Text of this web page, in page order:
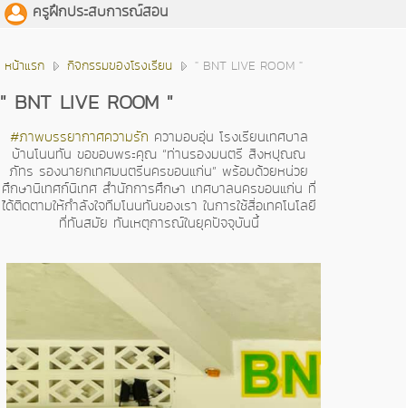
ครูฝึกประสบการณ์สอน
หน้าแรก กิจกรรมของโรงเรียน " BNT LIVE ROOM "
" BNT LIVE ROOM "
#ภาพบรรยากาศความรัก ความอบอุ่น โรงเรียนเทศบาล
บ้านโนนทัน ขอขอบพระคุณ “ท่านรองมนตรี สิงหปุณณ
ภัทร รองนายกเทศมนตรีนครขอนแก่น” พร้อมด้วยหน่วย
ศึกษานิเทศก์นิเทศ สำนักการศึกษา เทศบาลนครขอนแก่น ที่
ได้ติดตามให้กำลังใจทีมโนนทันของเรา ในการใช้สื่อเทคโนโลยี
ที่ทันสมัย ทันเหตุการณ์ในยุคปัจจุบันนี้